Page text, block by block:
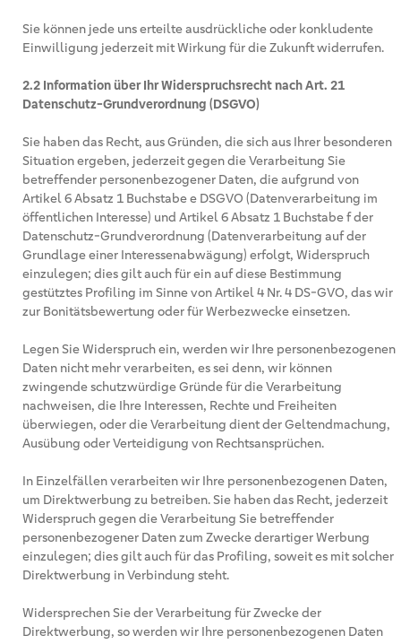
Sie können jede uns erteilte ausdrückliche oder konkludente
Einwilligung jederzeit mit Wirkung für die Zukunft widerrufen.
2.2 Information über Ihr Widerspruchsrecht nach Art. 21
Datenschutz-Grundverordnung (DSGVO)
Sie haben das Recht, aus Gründen, die sich aus Ihrer besonderen
Situation ergeben, jederzeit gegen die Verarbeitung Sie
betreffender personenbezogener Daten, die aufgrund von
Artikel 6 Absatz 1 Buchstabe e DSGVO (Datenverarbeitung im
öffentlichen Interesse) und Artikel 6 Absatz 1 Buchstabe f der
Datenschutz-Grundverordnung (Datenverarbeitung auf der
Grundlage einer Interessenabwägung) erfolgt, Widerspruch
einzulegen; dies gilt auch für ein auf diese Bestimmung
gestütztes Profiling im Sinne von Artikel 4 Nr. 4 DS-GVO, das wir
zur Bonitätsbewertung oder für Werbezwecke einsetzen.
Legen Sie Widerspruch ein, werden wir Ihre personenbezogenen
Daten nicht mehr verarbeiten, es sei denn, wir können
zwingende schutzwürdige Gründe für die Verarbeitung
nachweisen, die Ihre Interessen, Rechte und Freiheiten
überwiegen, oder die Verarbeitung dient der Geltendmachung,
Ausübung oder Verteidigung von Rechtsansprüchen.
In Einzelfällen verarbeiten wir Ihre personenbezogenen Daten,
um Direktwerbung zu betreiben. Sie haben das Recht, jederzeit
Widerspruch gegen die Verarbeitung Sie betreffender
personenbezogener Daten zum Zwecke derartiger Werbung
einzulegen; dies gilt auch für das Profiling, soweit es mit solcher
Direktwerbung in Verbindung steht.
Widersprechen Sie der Verarbeitung für Zwecke der
Direktwerbung, so werden wir Ihre personenbezogenen Daten